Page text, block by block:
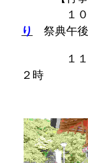
１０月
り
祭典午
１１月
２時